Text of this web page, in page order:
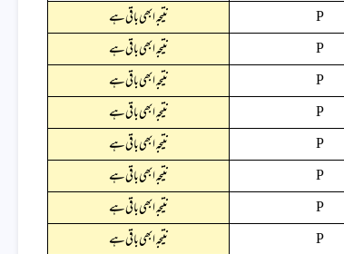
P
نتیجہ ابھی باقی ہے
P
نتیجہ ابھی باقی ہے
P
نتیجہ ابھی باقی ہے
P
نتیجہ ابھی باقی ہے
P
نتیجہ ابھی باقی ہے
P
نتیجہ ابھی باقی ہے
P
نتیجہ ابھی باقی ہے
P
نتیجہ ابھی باقی ہے